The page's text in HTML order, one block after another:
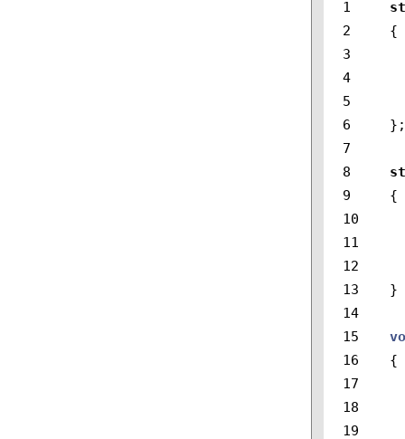
1
2
3
4
5
6
7
8
9
10
11
12
13
14
15
16
17
18
19
{
{
}
{